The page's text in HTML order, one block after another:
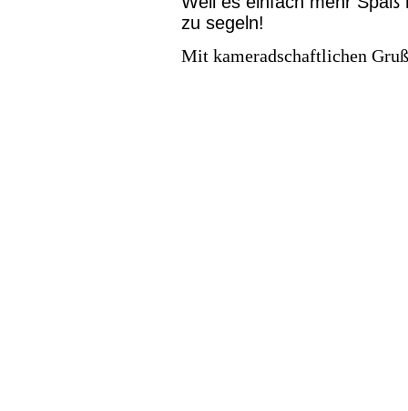
zu segeln!
Mit kameradschaftlichen